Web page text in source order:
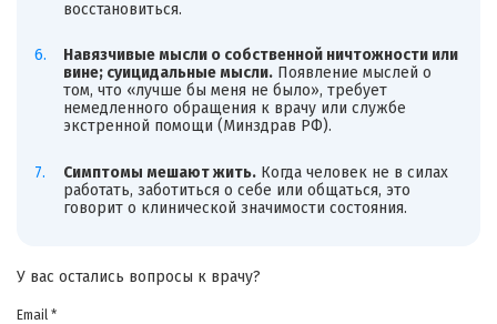
восстановиться.
Навязчивые мысли о собственной ничтожности или
вине; суицидальные мысли.Появление мыслей о
том, что «лучше бы меня не было», требует
немедленного обращения к врачу или службе
экстренной помощи (Минздрав РФ).
Симптомы мешают жить.Когда человек не в силах
работать, заботиться о себе или общаться, это
говорит о клинической значимости состояния.
У вас остались вопросы к врачу?
Email *